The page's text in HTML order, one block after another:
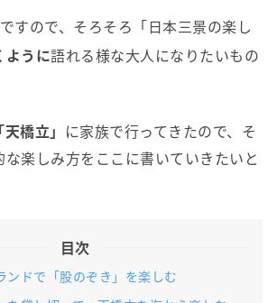
ですので、そろそろ「日本三景の楽し
ように語れる様な大人になりたいもの
「天橋立」 に家族で行ってきたので、そ
楽しみ方をここに書いていきたいと
目次
ンドで「股のぞき」を楽しむ